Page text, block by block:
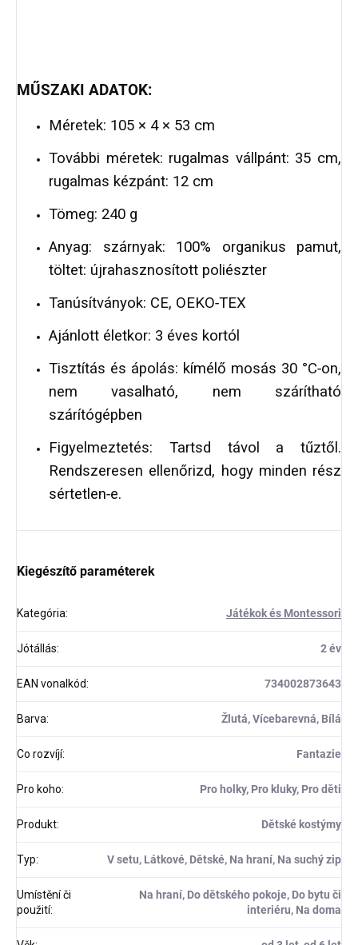
MŰSZAKI ADATOK:
Méretek: 105 × 4 × 53 cm
További méretek: rugalmas vállpánt: 35 cm,
rugalmas kézpánt: 12 cm
Tömeg: 240 g
Anyag: szárnyak: 100% organikus pamut,
töltet: újrahasznosított poliészter
Tanúsítványok: CE, OEKO‑TEX
Ajánlott életkor: 3 éves kortól
Tisztítás és ápolás: kímélő mosás 30 °C‑on,
nem vasalható, nem szárítható
szárítógépben
Figyelmeztetés: Tartsd távol a tűztől.
Rendszeresen ellenőrizd, hogy minden rész
sértetlen‑e.
Kiegészítő paraméterek
Kategória: Játékok és Montessori
Jótállás: 2 év
EAN vonalkód: 734002873643
Barva: Žlutá, Vícebarevná, Bílá
Co rozvíjí: Fantazie
Pro koho: Pro holky, Pro kluky, Pro děti
Produkt: Dětské kostýmy
Typ: V setu, Látkové, Dětské, Na hraní, Na suchý zip
Umístění či
použití:
Na hraní, Do dětského pokoje, Do bytu či
interiéru, Na doma